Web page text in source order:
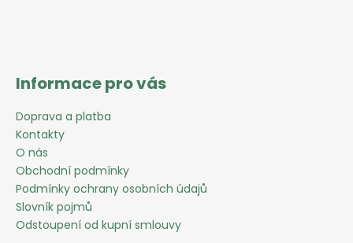
Informace pro vás
Doprava a platba
Kontakty
O nás
Obchodní podmínky
Podmínky ochrany osobních údajů
Slovník pojmů
Odstoupení od kupní smlouvy